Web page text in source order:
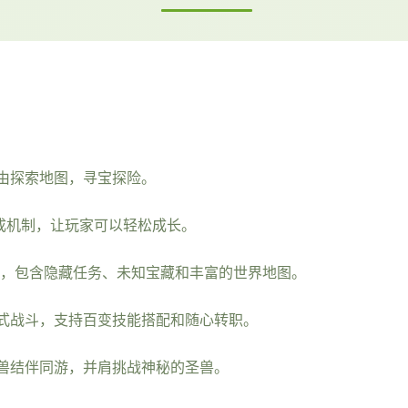
索地图，寻宝探险。
制，让玩家可以轻松成长。
含隐藏任务、未知宝藏和丰富的世界地图。
斗，支持百变技能搭配和随心转职。
伴同游，并肩挑战神秘的圣兽。